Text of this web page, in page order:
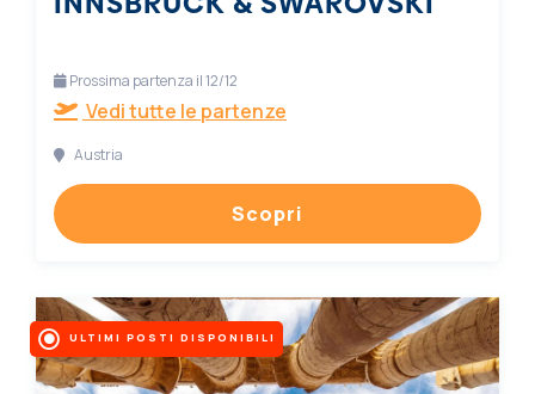
Prossima partenza il 12/12
Vedi tutte le partenze
Austria
Scopri
ULTIMI POSTI DISPONIBILI